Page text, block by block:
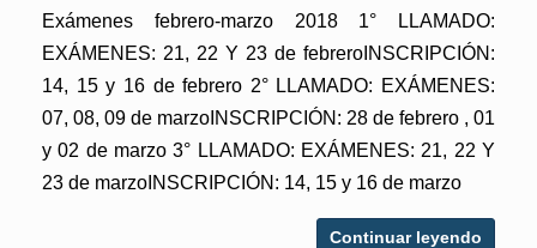
Exámenes febrero-marzo 2018 1° LLAMADO:
EXÁMENES: 21, 22 Y 23 de febreroINSCRIPCIÓN:
14, 15 y 16 de febrero 2° LLAMADO: EXÁMENES:
07, 08, 09 de marzoINSCRIPCIÓN: 28 de febrero , 01
y 02 de marzo 3° LLAMADO: EXÁMENES: 21, 22 Y
23 de marzoINSCRIPCIÓN: 14, 15 y 16 de marzo
Continuar leyendo